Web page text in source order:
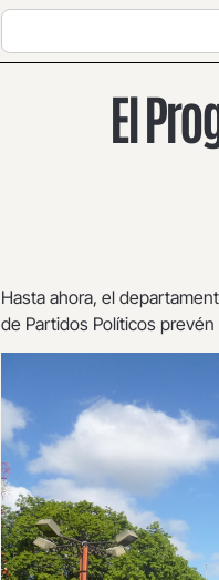
El
Hasta ahora, el
de Partidos Políticos prevén